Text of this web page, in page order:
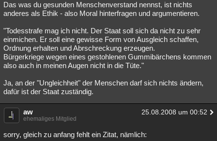
Das was du gesunden Menschenverstand nennst, ist nichts
anderes als Ethik - also Moral hinterfragen und argumentieren.
"Todesstrafe mag ich nicht. Der Staat soll sich da nicht zu sehr
einmichen. Er soll eine gewisse Form von Ausgleich schaffen,
Ordnung erhalten und Abrschreckung erzeugen.
Bürgerkriege wegen eines gestohlenen Gummibärchens kommen
also auch in meinen Augen nicht in die Tüte."
Ja, an der "Ungleichheit" der Menschen darf sich nichts ändern,
dafür ist der Staat zuständig.
aw 25.08.2008 um 00:52
ehemaliges Mitglied
sorry, gleich zu anfang fehlt ein Zitat, nämlich: